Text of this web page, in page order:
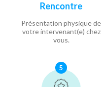
Rencontre
Présentation physique de
votre intervenant(e) chez
vous.
5